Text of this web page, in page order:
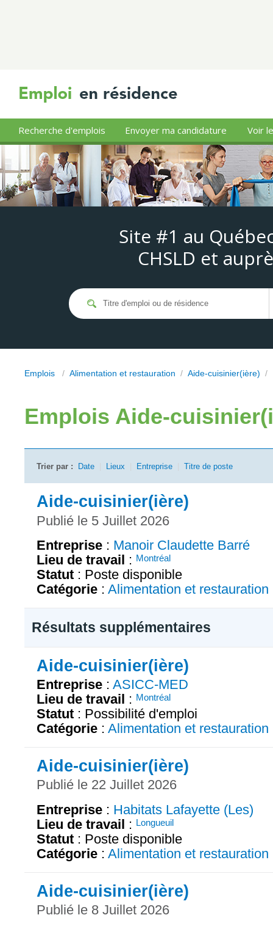
Recherche d'emplois Envoyer ma candidature Voir
Site #1 au
CHSLD et
Emplois / Alimentation et restauration / Aide-cuisinier(ière) /
Emplois Aide-
Trier par : Date Lieux Entreprise Titre de poste
Aide-cuisinier(ière)
Publié le 5 Juillet 2026
Entreprise : Manoir Claudette Barré
Lieu de travail : Montréal
Statut : Poste disponible
Catégorie : Alimentation et restauration
Résultats supplémentaires
Aide-cuisinier(ière)
Entreprise : ASICC-MED
Lieu de travail : Montréal
Statut : Possibilité d'emploi
Catégorie : Alimentation et restauration
Aide-cuisinier(ière)
Publié le 22 Juillet 2026
Entreprise : Habitats Lafayette (Les)
Lieu de travail : Longueuil
Statut : Poste disponible
Catégorie : Alimentation et restauration
Aide-cuisinier(ière)
Publié le 8 Juillet 2026